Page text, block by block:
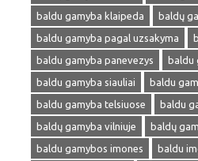
baldu gamyba klaipeda
baldų
baldu gamyba pagal uzsakyma
baldu gamyba panevezys
baldu
baldu gamyba siauliai
baldu
baldu gamyba telsiuose
baldu
baldų gamyba vilniuje
baldų
baldu gamybos imones
baldu